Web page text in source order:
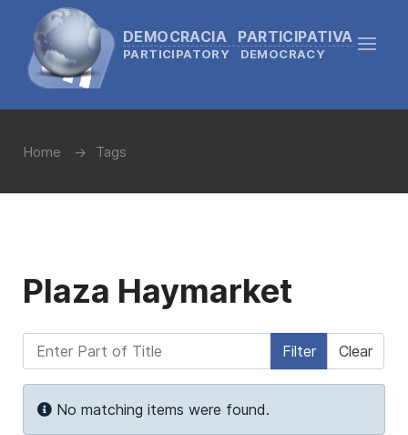
DEMOCRACIA PARTICIPATIVA
PARTICIPATORY DEMOCRACY
Home Tags
Plaza Haymarket
Enter Part of Title Filter Clear
Info
No matching items were found.